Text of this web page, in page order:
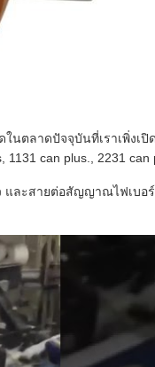
นตลาดปัจจุบันที่เราเพิ่งเ
can plus., 2231 can
และสายต่อสัญญาณไฟเบอ